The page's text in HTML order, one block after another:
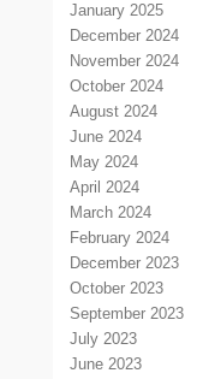
January 2025
December 2024
November 2024
October 2024
August 2024
June 2024
May 2024
April 2024
March 2024
February 2024
December 2023
October 2023
September 2023
July 2023
June 2023